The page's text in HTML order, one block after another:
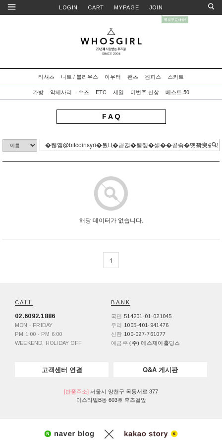
LOGIN CART MYPAGE JOIN
티셔츠 니트 / 블라우스 아우터 팬츠 원피스
스커트
가방
악세사리 슈즈 ETC 세일 이번주 신상 베스트 50
F A Q
해당 데이터가 없습니다.
1
CALL
02.6092.1886
MON - FRIDAY
PM 1:00 - PM 6:00
WEEKEND, HOLIDAY OFF
BANK
국민 514201-01-021045
우리 1005-401-941476
신한 100-027-761077
예금주 (주) 에스제이홀딩스
고객센터 연결 Q&A 게시판
[반품주소] 서울시 양천구 목동서로 377
이스타빌B동 603호 후즈걸앞